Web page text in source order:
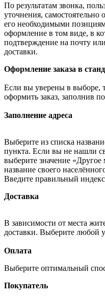
По результатам звонка,
уточнения, самостоятельно
его необходимыми
оформление в том виде, в
подтверждение на почту
доставки.
Оформление заказа в
Если вы уверены в выборе,
оформить заказ, заполнив
Заполнение адреса
Выберите из списка
пункта. Если вы не нашли
выберите значение
название своего
Введите правильный
Доставка
В зависимости от места
доставки. Выберите любой
Оплата
Выберите оптимальный
Покупатель